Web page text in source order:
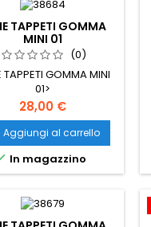
TAPPETI GOMMA
MINI 01
(0)
TAPPETI GOMMA MINI
01>
Prezzo
28,00 €
Aggiungi al carrello
In magazzino